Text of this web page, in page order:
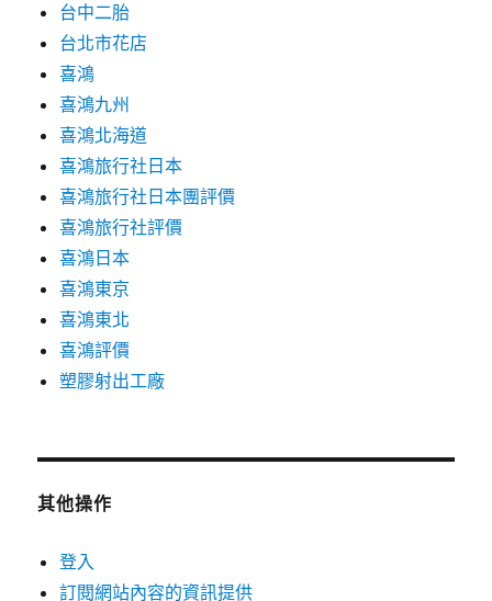
台中二胎
台北市花店
喜鴻
喜鴻九州
喜鴻北海道
喜鴻旅行社日本
喜鴻旅行社日本團評價
喜鴻旅行社評價
喜鴻日本
喜鴻東京
喜鴻東北
喜鴻評價
塑膠射出工廠
其他操作
登入
訂閱網站內容的資訊提供